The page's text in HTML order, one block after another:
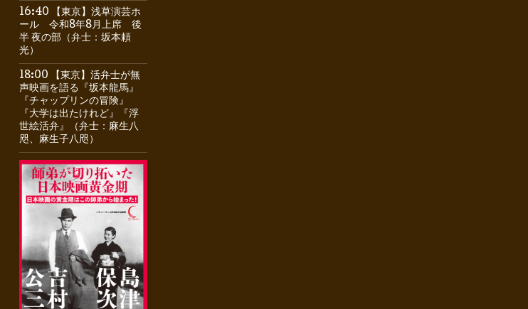
16:40 【東京】浅草演芸ホ
ール 令和8年8月上席 後
半 夜の部（弁士：坂本頼
光）
18:00 【東京】活弁士が無
声映画を語る『坂本龍馬』
『チャップリンの冒険』
『大学は出たけれど』『浮
世絵活弁』（弁士：麻生八
咫、麻生子八咫）